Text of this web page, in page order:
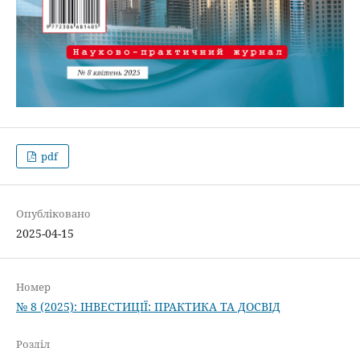
pdf
Опубліковано
2025-04-15
Номер
№ 8 (2025): ІНВЕСТИЦІЇ: ПРАКТИКА ТА ДОСВІД
Розділ